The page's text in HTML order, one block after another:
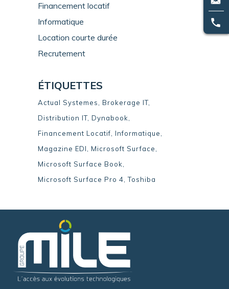
Financement locatif
Informatique
Location courte durée
Recrutement
ÉTIQUETTES
Actual Systemes
Brokerage IT
Distribution IT Dynabook
Financement Locatif Informatique
Magazine EDI
Microsoft Surface
Microsoft Surface Book
Microsoft Surface Pro 4 Toshiba